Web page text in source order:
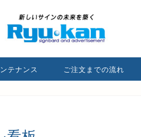
テナンス ご注文までの流れ